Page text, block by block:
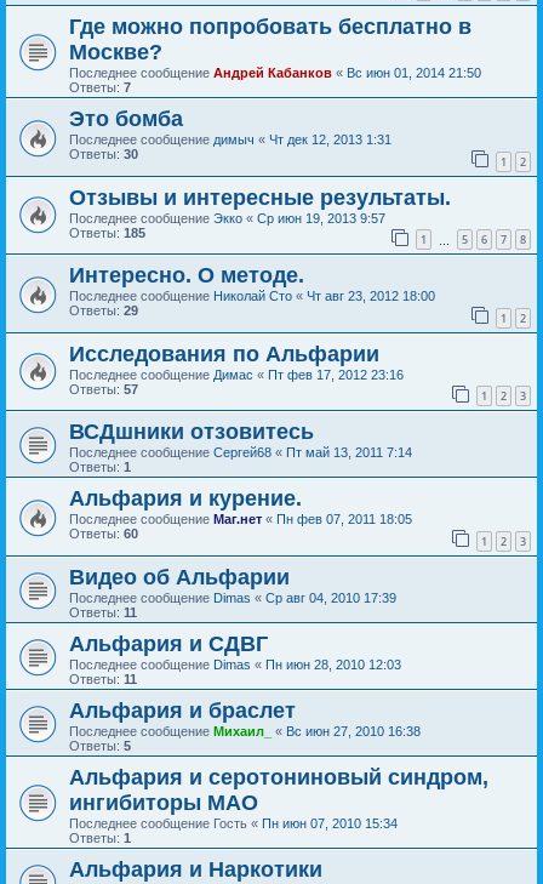
Где можно попробовать бесплатно в
Москве?
Последнее сообщение Андрей Кабанков « Вс июн 01, 2014 21:50
Ответы: 7
Это бомба
Последнее сообщение димыч « Чт дек 12, 2013 1:31
Ответы: 30 1 2
Отзывы и интересные результаты.
Последнее сообщение Экко « Ср июн 19, 2013 9:57
Ответы: 185 1 5 6 7 8
Интересно. О методе.
Последнее сообщение Николай Сто « Чт авг 23, 2012 18:00
Ответы: 29 1 2
Исследования по Альфарии
Последнее сообщение Димас « Пт фев 17, 2012 23:16
Ответы: 57 1 2 3
ВСДшники отзовитесь
Последнее сообщение Сергей68 « Пт май 13, 2011 7:14
Ответы: 1
Альфария и курение.
Последнее сообщение Маг.нет « Пн фев 07, 2011 18:05
Ответы: 60 1 2 3
Видео об Альфарии
Последнее сообщение Dimas « Ср авг 04, 2010 17:39
Ответы: 11
Альфария и СДВГ
Последнее сообщение Dimas « Пн июн 28, 2010 12:03
Ответы: 11
Альфария и браслет
Последнее сообщение Михаил_ « Вс июн 27, 2010 16:38
Ответы: 5
Альфария и серотониновый синдром,
ингибиторы МАО
Последнее сообщение Гость « Пн июн 07, 2010 15:34
Ответы: 1
Альфария и Наркотики